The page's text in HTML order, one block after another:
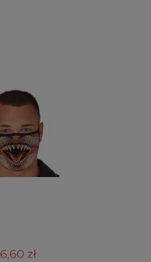
6,60 zł